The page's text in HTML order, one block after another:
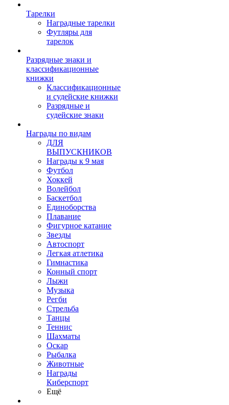
Тарелки
Наградные тарелки
Футляры для
тарелок
Разрядные знаки и
классификационные
книжки
Классификационные
и судейские книжки
Разрядные и
судейские знаки
Награды по видам
ДЛЯ
ВЫПУСКНИКОВ
Награды к 9 мая
Футбол
Хоккей
Волейбол
Баскетбол
Единоборства
Плавание
Фигурное катание
Звезды
Автоспорт
Легкая атлетика
Гимнастика
Конный спорт
Лыжи
Музыка
Регби
Стрельба
Танцы
Теннис
Шахматы
Оскар
Рыбалка
Животные
Награды
Киберспорт
Ещё